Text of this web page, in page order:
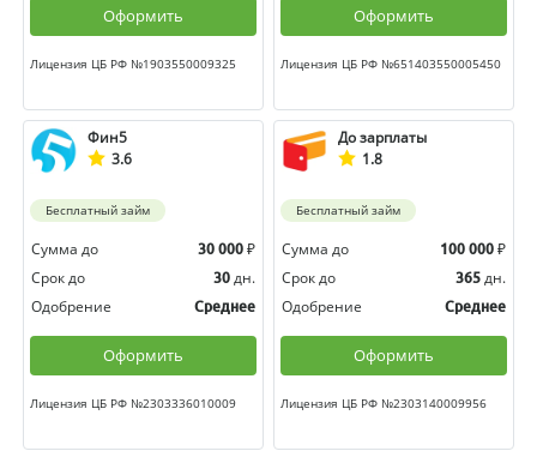
Оформить
Лицензия ЦБ РФ №1903550009325
Оформить
Лицензия ЦБ РФ №651403550005450
Фин5
3.6
Бесплатный займ
Сумма до 30 000 ₽
Срок до
30 дн.
Одобрение
Среднее
Оформить
Лицензия ЦБ РФ №2303336010009
До зарплаты
1.8
Бесплатный займ
Сумма до 100 000 ₽
Срок до
365 дн.
Одобрение
Среднее
Оформить
Лицензия ЦБ РФ №2303140009956